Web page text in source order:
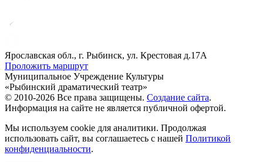
Ярославская обл., г. Рыбинск, ул. Крестовая д.17А
Проложить маршрут
Муниципальное Учреждение Культуры
«Рыбинский драматический театр»
© 2010-2026 Все права защищены. Создание сайта.
Информация на сайте не является публичной офертой.
Мы используем cookie для аналитики. Продолжая
использовать сайт, вы соглашаетесь с нашей Политикой
конфиденциальности.